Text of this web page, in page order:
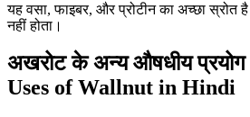
यह वसा, फाइबर, और प्रोटीन का अच्छा स्रोत
नहीं होता।
अखरोट के अन्य औषधीय
Uses of Wallnut in Hindi